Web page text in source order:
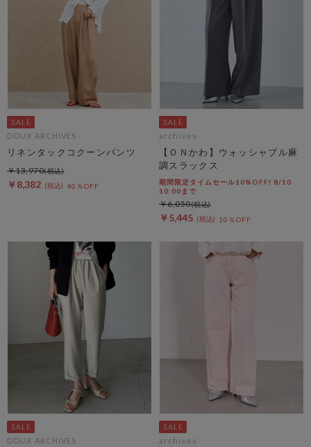
DOUX ARCHIVES
リネンタックコクーンパンツ
￥8,382 40％OFF
￥13,970
archives
【ＯＮかわ】ウォッシャブル麻
調スラックス
期間限定タイムセール10%OFF! 8/10
10:00まで
￥5,445 10％OFF
￥6,050
DOUX ARCHIVES archives